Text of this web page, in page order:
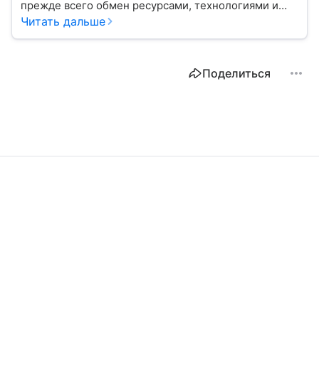
прежде всего обмен ресурсами, технологиями и
культурой. В статье разберем, как работает экспорт
Читать дальше
Поделиться